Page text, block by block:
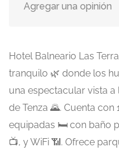
Agregar una opinión
Hotel Balneario Las
tranquilo 🌿 donde los
una espectacular vista a
de Tenza 🌄. Cuenta
equipadas 🛏️ con baño
📺, y WiFi 📶. Ofrece